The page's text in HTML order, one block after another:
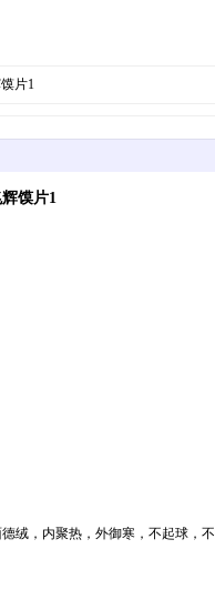
片1
馍片1
绒，内聚热，外御寒，不起球，